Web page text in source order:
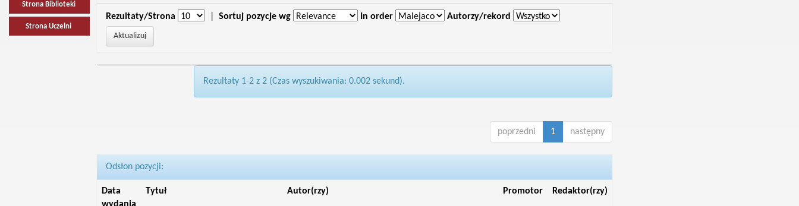
Strona Biblioteki
Strona Uczelni
Rezultaty/Strona Sortuj pozycje wg In order Autorzy/rekord
Rezultaty 1-2 z 2 (Czas wyszukiwania: 0.002 sekund).
poprzedni 1 następny
Odsłon pozycji:
Data
Tytuł Autor(rzy) Promotor Redaktor(rzy)